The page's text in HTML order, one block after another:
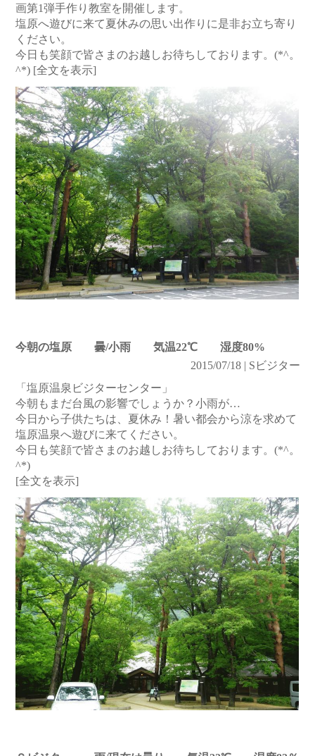
画第1弾手作り教室を開催します。
塩原へ遊びに来て夏休みの思い出作りに是非お立ち寄り
ください。
今日も笑顔で皆さまのお越しお待ちしております。(*^。
^*) [全文を表示]
今朝の塩原 曇/小雨 気温22℃ 湿度80%
2015/07/18 | Sビジター
「塩原温泉ビジターセンター」
今朝もまだ台風の影響でしょうか？小雨が…
今日から子供たちは、夏休み！暑い都会から涼を求めて
塩原温泉へ遊びに来てください。
今日も笑顔で皆さまのお越しお待ちしております。(*^。
^*)
[全文を表示]